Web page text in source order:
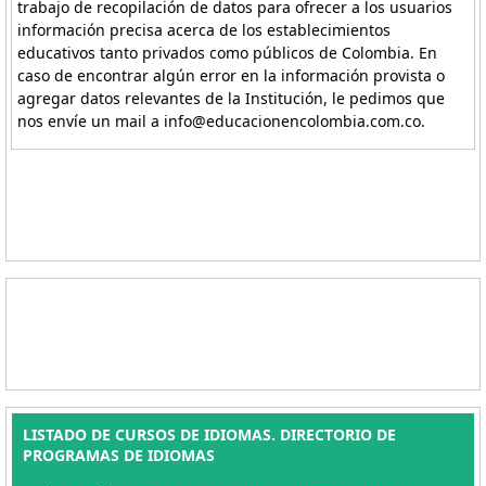
trabajo de recopilación de datos para ofrecer a los usuarios
información precisa acerca de los establecimientos
educativos tanto privados como públicos de Colombia. En
caso de encontrar algún error en la información provista o
agregar datos relevantes de la Institución, le pedimos que
nos envíe un mail a info@educacionencolombia.com.co.
LISTADO DE CURSOS DE IDIOMAS. DIRECTORIO DE
PROGRAMAS DE IDIOMAS